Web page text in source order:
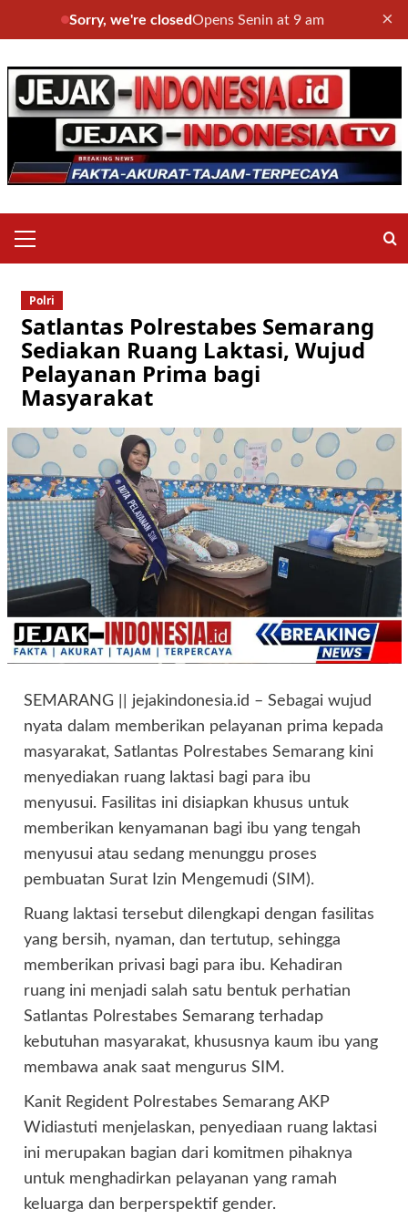
Sorry, we're closedOpens Senin at 9 am ×
to
content
Menu
Polri
Satlantas Polrestabes Semarang
Sediakan Ruang Laktasi, Wujud
Pelayanan Prima bagi
Masyarakat
SEMARANG || jejakindonesia.id – Sebagai wujud
nyata dalam memberikan pelayanan prima kepada
masyarakat, Satlantas Polrestabes Semarang kini
menyediakan ruang laktasi bagi para ibu
menyusui. Fasilitas ini disiapkan khusus untuk
memberikan kenyamanan bagi ibu yang tengah
menyusui atau sedang menunggu proses
pembuatan Surat Izin Mengemudi (SIM).
Ruang laktasi tersebut dilengkapi dengan fasilitas
yang bersih, nyaman, dan tertutup, sehingga
memberikan privasi bagi para ibu. Kehadiran
ruang ini menjadi salah satu bentuk perhatian
Satlantas Polrestabes Semarang terhadap
kebutuhan masyarakat, khususnya kaum ibu yang
membawa anak saat mengurus SIM.
Kanit Regident Polrestabes Semarang AKP
Widiastuti menjelaskan, penyediaan ruang laktasi
ini merupakan bagian dari komitmen pihaknya
untuk menghadirkan pelayanan yang ramah
keluarga dan berperspektif gender.